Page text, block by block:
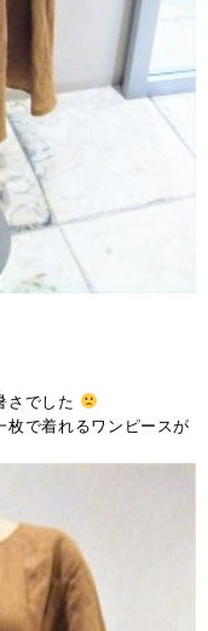
さでした
枚で着れるワンピースが